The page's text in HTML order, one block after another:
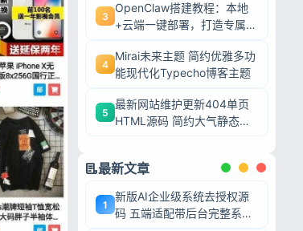
3
OpenClaw搭建教程：本地
+云端一键部署，打造专属AI
4
Mirai未来主题 简约优雅多功
能现代化Typecho博客主题
5
最新网站维护更新404单页
HTML源码 简约大气静态模
最新文章
1
新版AI企业级系统去授权源
码 五端适配带后台完整系统